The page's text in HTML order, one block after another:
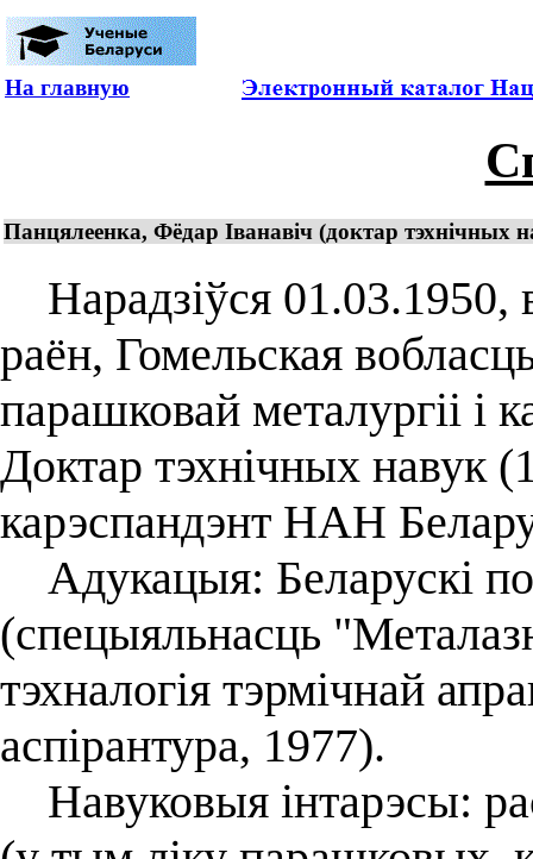
На главную
Панцялеенка, Фёдар Іванавіч (доктар тэхнічных
Нарадзіўся 01.03.1950,
раён, Гомельская
парашковай металургіі і
Доктар тэхнічных навук
карэспандэнт НАН
Адукацыя: Беларускі
(спецыяльнасць
тэхналогія тэрмічнай
аспірантура, 1977).
Навуковыя інтарэсы: